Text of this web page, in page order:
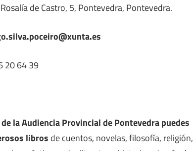
de Castro, 5, Pontevedra, Pontevedra.
20 64 39
la Audiencia Provincial de Pontevedra puedes
libros de cuentos, novelas, filosofía, religión,